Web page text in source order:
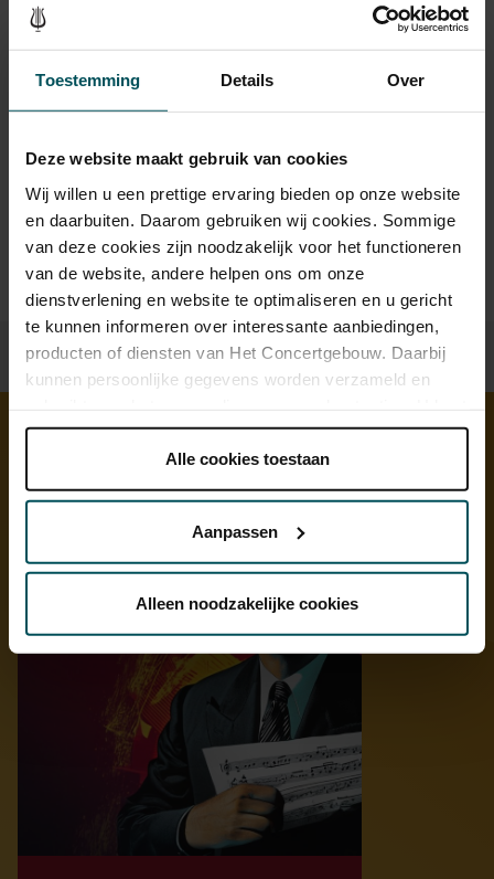
Toestemming Details Over
Deze website maakt gebruik van cookies
Wij willen u een prettige ervaring bieden op onze website
en daarbuiten. Daarom gebruiken wij cookies. Sommige
van deze cookies zijn noodzakelijk voor het functioneren
van de website, andere helpen ons om onze
dienstverlening en website te optimaliseren en u gericht
te kunnen informeren over interessante aanbiedingen,
producten of diensten van Het Concertgebouw. Daarbij
kunnen persoonlijke gegevens worden verzameld en
onder 'aanpassen' zelf welke cookies wij mogen
Lees onze cookieverklaring hier. Lees onze
Via decookieverklaringop onze website kunt u uw
We werken samen met 32 derden
die uw gegevens
kunnen ontvangen en verwerken.
Alle cookies toestaan
Aanpassen
Alleen noodzakelijke cookies
jaar? Eventuele sprintkaarten zijn 4 uur van tevoren via de
online bestelflow beschikbaar.Meer informatie over
Prijzen zijn exclusief transactiekosten: € 5 per bestelling. Wilt
u rolstoelplaatsen bestellen? Mail naar
kassa@concertgebouw.nl of bel de Concertgebouwlijn op
020 – 671 83 45.